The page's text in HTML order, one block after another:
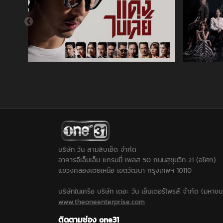
บริษัท วัน สามสิบเอ็ด จำกัด
อาคารจีเอ็มเอ็ม แกรมมี่ เพลส 50 ถนนสุขุมวิท 21 (อโศก)
แขวงคลองเตยเหนือ เขตวัฒนา กรุงเทพฯ 10110
บริษัทในเครือ บริษัท เดอะ วัน เอ็นเตอร์ไพรส์ จำกัด (มหาช
www.theoneenterprise.com
ติดตามช่อง one31